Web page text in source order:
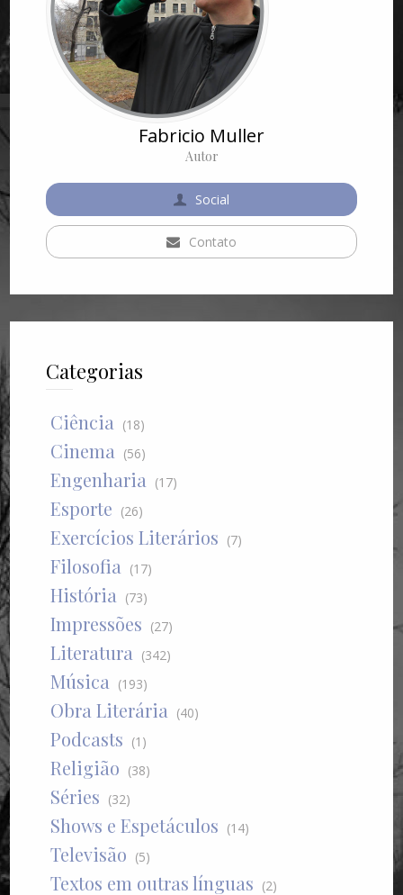
Fabricio Muller
Autor
Social
Contato
Categorias
Ciência (18)
Cinema (56)
Engenharia (17)
Esporte (26)
Exercícios Literários (7)
Filosofia (17)
História (73)
Impressões (27)
Literatura (342)
Música (193)
Obra Literária (40)
Podcasts (1)
Religião (38)
Séries (32)
Shows e Espetáculos (14)
Televisão (5)
Textos em outras línguas (2)